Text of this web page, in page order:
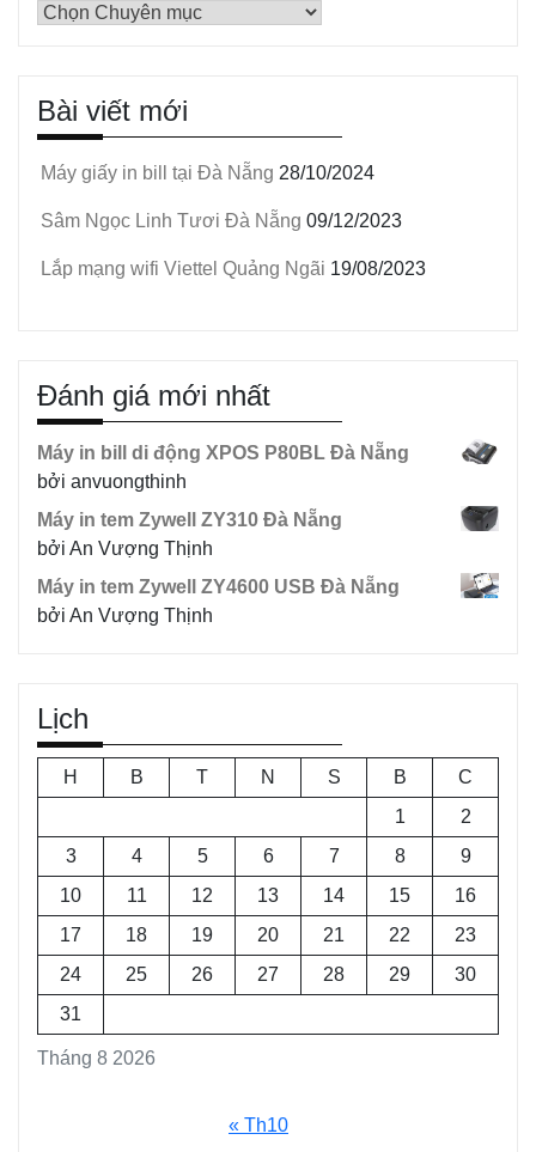
Bài viết mới
Máy giấy in bill tại Đà Nẵng 28/10/2024
Sâm Ngọc Linh Tươi Đà Nẵng 09/12/2023
Lắp mạng wifi Viettel Quảng Ngãi 19/08/2023
Đánh giá mới nhất
Máy in bill di động XPOS P80BL Đà Nẵng
bởi anvuongthinh
Máy in tem Zywell ZY310 Đà Nẵng
bởi An Vượng Thịnh
Máy in tem Zywell ZY4600 USB Đà Nẵng
bởi An Vượng Thịnh
Lịch
Tháng 8 2026
H B T N S B
C
1
2
3
4 5 6 7 8
9
10
11 12 13 14 15
16
17
18 19 20 21 22
23
24
25 26 27 28 29
30
31
« Th10